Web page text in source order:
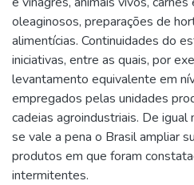
oleaginosos, preparações de
alimentícias. Continuidades do
iniciativas, entre as quais, por
levantamento equivalente em
empregados pelas unidades
cadeias agroindustriais. De
se vale a pena o Brasil ampliar
produtos em que foram
intermitentes.